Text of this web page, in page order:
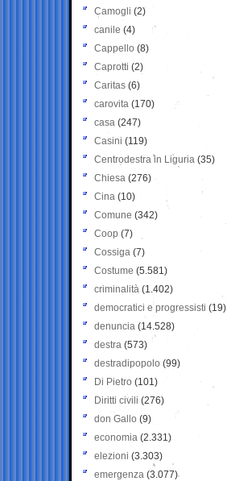
Camogli (2)
canile (4)
Cappello (8)
Caprotti (2)
Caritas (6)
carovita (170)
casa (247)
Casini (119)
Centrodestra in Liguria (35)
Chiesa (276)
Cina (10)
Comune (342)
Coop (7)
Cossiga (7)
Costume (5.581)
criminalità (1.402)
democratici e progressisti (19)
denuncia (14.528)
destra (573)
destradipopolo (99)
Di Pietro (101)
Diritti civili (276)
don Gallo (9)
economia (2.331)
elezioni (3.303)
emergenza (3.077)